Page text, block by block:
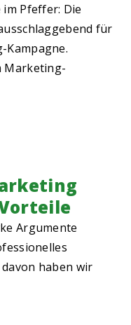
Pfeffer: Die
für
Kampagne.
Marketing-
Argumente
haben wir